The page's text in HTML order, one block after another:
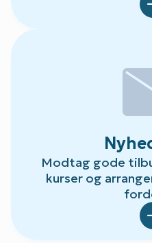
Modtag gode
kurser og